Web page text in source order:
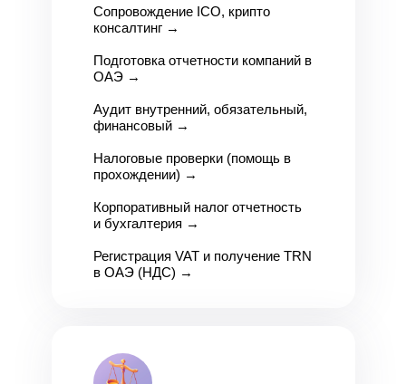
Сопровождение ICO, крипто
консалтинг →
Подготовка отчетности компаний в
ОАЭ →
Аудит внутренний, обязательный,
финансовый →
Налоговые проверки (помощь в
прохождении) →
Корпоративный налог отчетность
и бухгалтерия →
Регистрация VAT и получение TRN
в ОАЭ (НДС) →